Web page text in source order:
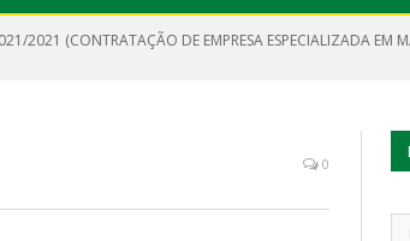
2021 (CONTRATAÇÃO DE EMPRESA ESPECIALIZADA EM
0